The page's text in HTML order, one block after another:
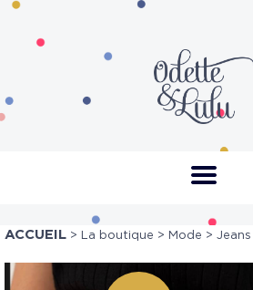
My
ACCUEIL > La boutique > Mode > Jeans